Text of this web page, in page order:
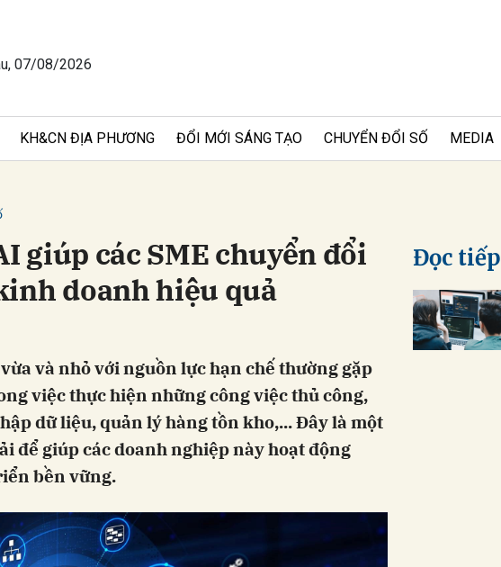
07/08/2026
KH&CN ĐỊA PHƯƠNG ĐỔI MỚI SÁNG TẠO CHUYỂN ĐỔI SỐ MEDIA
giúp các SME chuyển đổi
doanh hiệu quả
và nhỏ với nguồn lực hạn chế thường gặp
việc thực hiện những công việc thủ công,
dữ liệu, quản lý hàng tồn kho,... Đây là một
để giúp các doanh nghiệp này hoạt động
bền vững.
Đọc tiếp
Gửi